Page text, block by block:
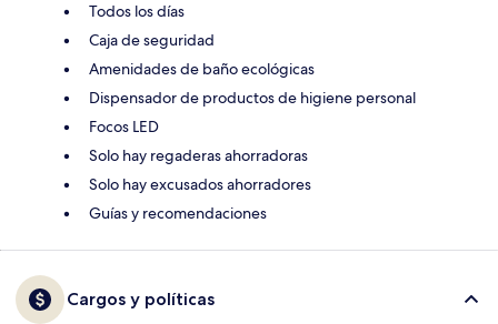
Todos los días
Caja de seguridad
Amenidades de baño ecológicas
Dispensador de productos de higiene personal
Focos LED
Solo hay regaderas ahorradoras
Solo hay excusados ahorradores
Guías y recomendaciones
Cargos y políticas